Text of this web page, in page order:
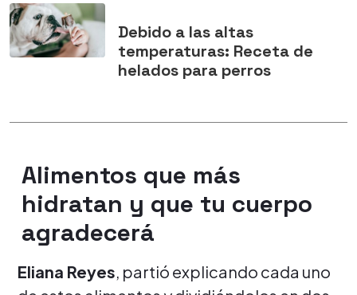
Debido a las altas
temperaturas: Receta de
helados para perros
Alimentos que más
hidratan y que tu cuerpo
agradecerá
Eliana Reyes, partió explicando cada uno